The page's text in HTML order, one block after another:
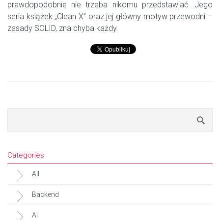
prawdopodobnie nie trzeba nikomu przedstawiać. Jego
seria książek „Clean X” oraz jej główny motyw przewodni –
zasady SOLID, zna chyba każdy.
Categories
All
Backend
AI